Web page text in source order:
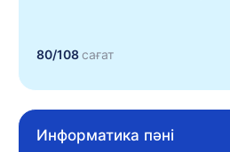
80/108сағат
Информатика пәні